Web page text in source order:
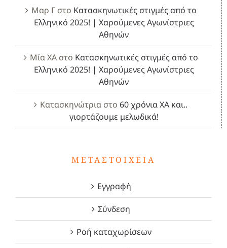
Μαρ Γστο Κατασκηνωτικές στιγμές από το
Ελληνικό 2025! | Χαρούμενες Αγωνίστριες
Αθηνών
Μία ΧΑστο Κατασκηνωτικές στιγμές από το
Ελληνικό 2025! | Χαρούμενες Αγωνίστριες
Αθηνών
Κατασκηνώτρια στο 60 χρόνια ΧΑ και..
γιορτάζουμε μελωδικά!
ΜΕΤΑΣΤΟΙΧΕΊΑ
Εγγραφή
Σύνδεση
Ροή καταχωρίσεων